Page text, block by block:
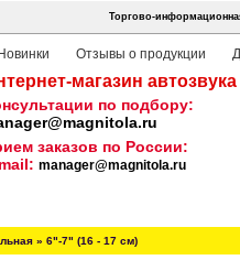
Торгово-
Новинки Отзывы о продукции
магазин
по подбору:
заказов по России:
manager@magnitola.ru
» 6"-7" (16 - 17 см)